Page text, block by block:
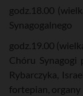
godz.18.00
Synagogalnego
godz.19.00
Chóru Synagogi
Rybarczyka,
fortepian, organy